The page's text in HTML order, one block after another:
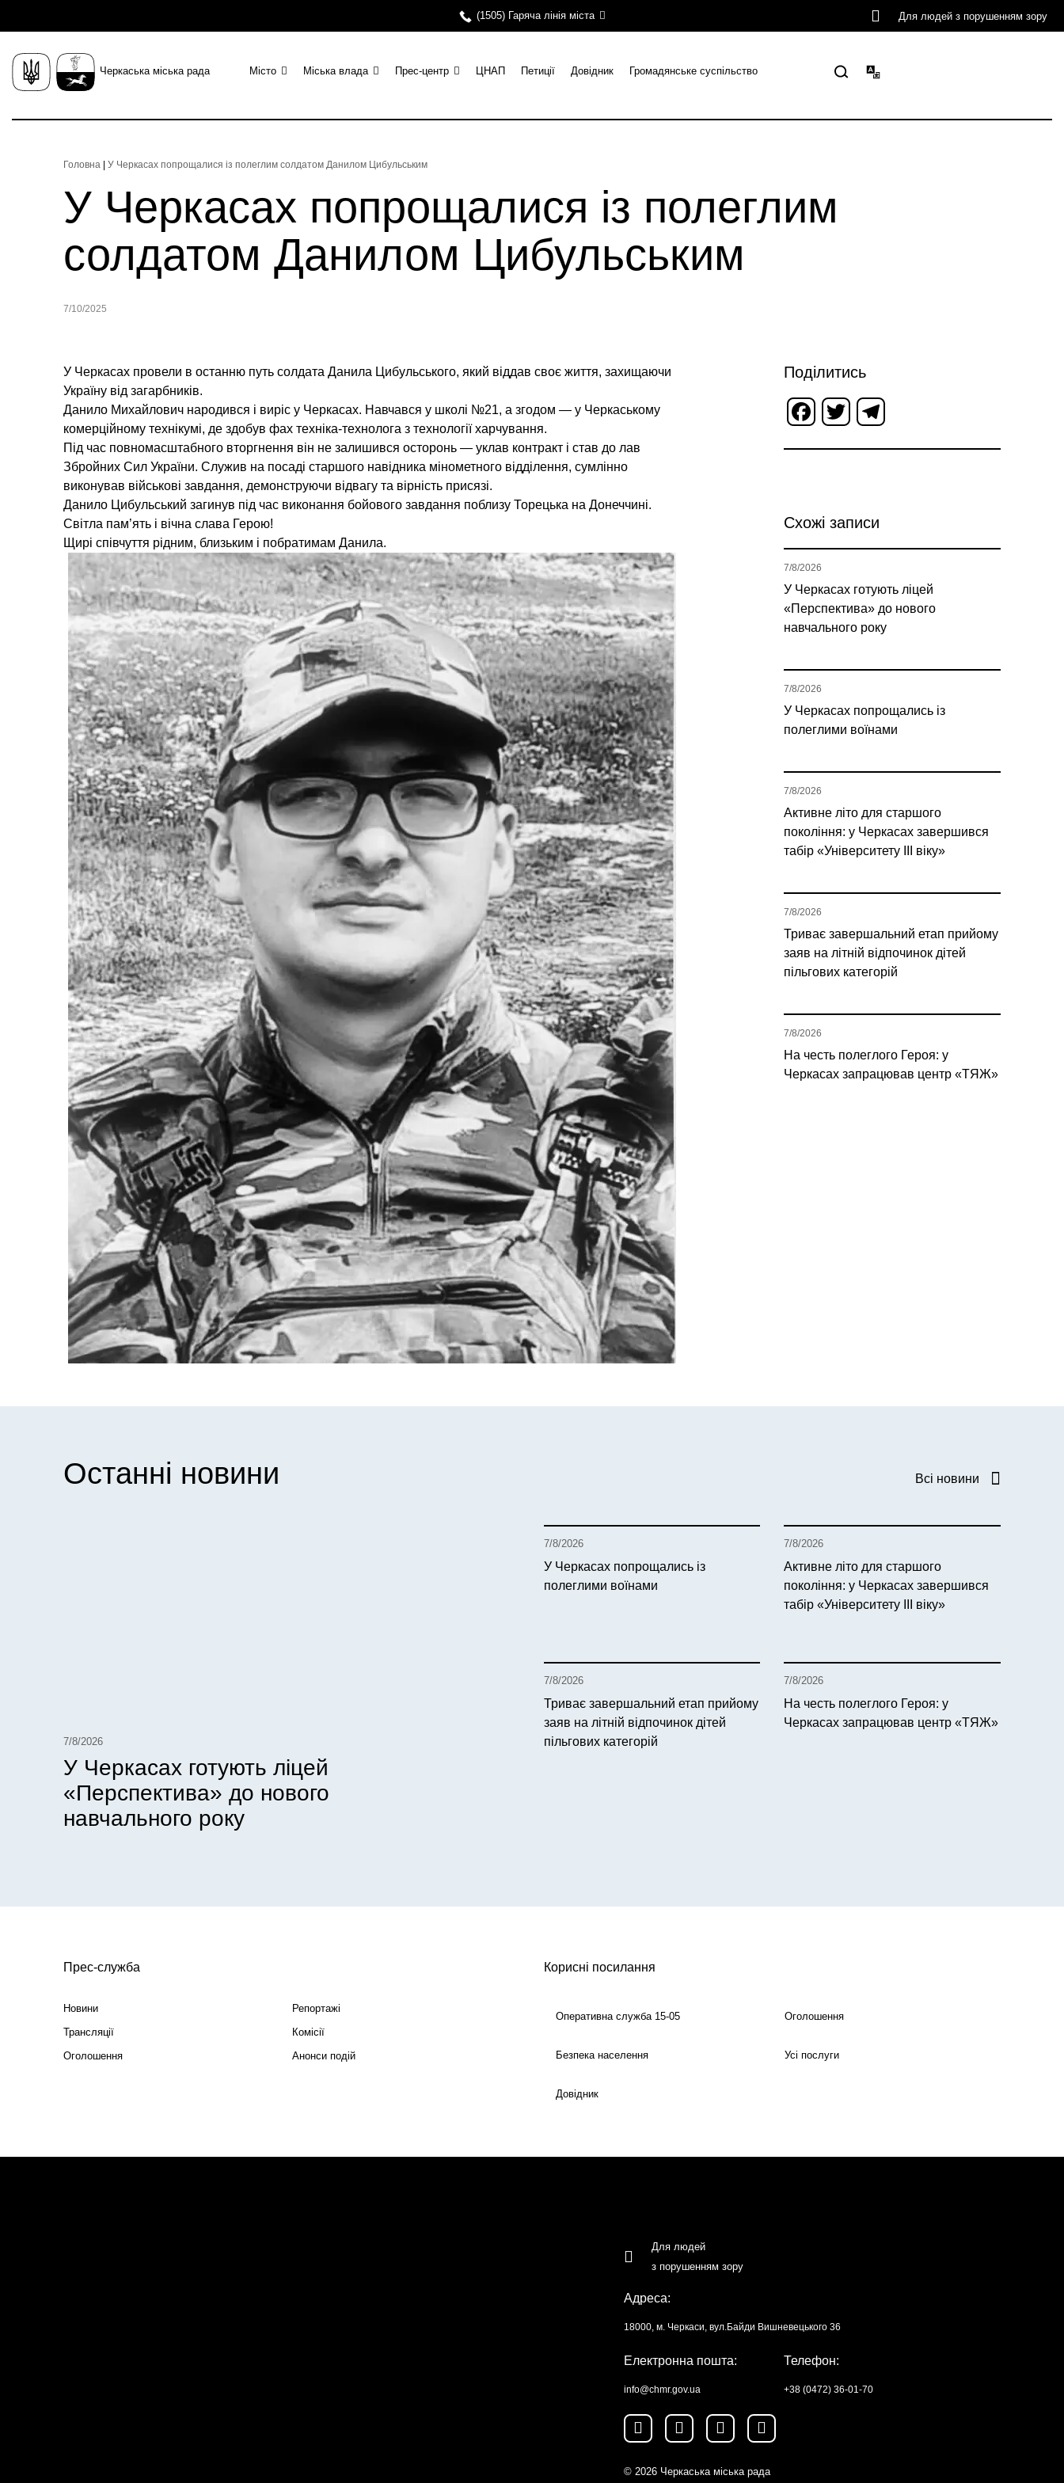
(1505) Гаряча лінія міста Для людей з порушенням зору
Черкаська міська рада Місто Міська влада Прес-центр ЦНАП Петиції Довідник Громадянське суспільство
Головна У Черкасах попрощалися із полеглим солдатом Данилом Цибульським
У Черкасах попрощалися із полеглим
солдатом Данилом Цибульським
7/10/2025
У Черкасах провели в останню путь солдата Данила Цибульського, який віддав своє життя, захищаючи
Україну від загарбників.
Данило Михайлович народився і виріс у Черкасах. Навчався у школі №21, а згодом — у Черкаському
комерційному технікумі, де здобув фах техніка-технолога з технології харчування.
Під час повномасштабного вторгнення він не залишився осторонь — уклав контракт і став до лав
Збройних Сил України. Служив на посаді старшого навідника мінометного відділення, сумлінно
виконував військові завдання, демонструючи відвагу та вірність присязі.
Данило Цибульський загинув під час виконання бойового завдання поблизу Торецька на Донеччині.
Світла пам’ять і вічна слава Герою!
Щирі співчуття рідним, близьким і побратимам Данила.
Поділитись
Facebook
Twitter
Схожі записи
У Черкасах готують ліцей
«Перспектива» до нового
навчального року
7/8/2026
У Черкасах попрощались із
полеглими воїнами
7/8/2026
Активне літо для старшого
покоління: у Черкасах завершився
табір «Університету ІІІ віку»
7/8/2026
Триває завершальний етап прийому
заяв на літній відпочинок дітей
пільгових категорій
7/8/2026
На честь полеглого Героя: у
Черкасах запрацював центр «ТЯЖ»
7/8/2026
Останні новини Всі новини
7/8/2026
У Черкасах готують ліцей
«Перспектива» до нового
навчального року
7/8/2026
У Черкасах попрощались із
полеглими воїнами
7/8/2026
Активне літо для старшого
покоління: у Черкасах завершився
табір «Університету ІІІ віку»
7/8/2026
Триває завершальний етап прийому
заяв на літній відпочинок дітей
пільгових категорій
7/8/2026
На честь полеглого Героя: у
Черкасах запрацював центр «ТЯЖ»
Прес-служба
Новини
Репортажі
Трансляції
Комісії
Оголошення
Анонси подій
Корисні посилання
Оперативна служба 15-05 Оголошення
Безпека населення Усі послуги
Довідник
Для людей
з порушенням зору
Адреса:
18000, м. Черкаси, вул.Байди Вишневецького 36
Електронна пошта:
info@chmr.gov.ua
Телефон:
+38 (0472) 36-01-70
© 2026 Черкаська міська рада